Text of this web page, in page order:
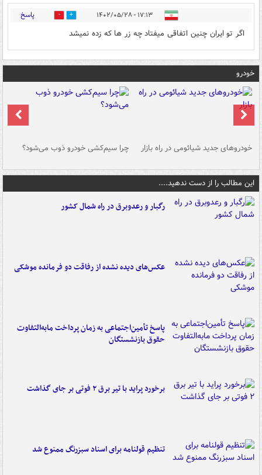
۱۷:۱۳ - ۱۴۰۲/۰۵/۲۸ 2 پاسخ
اگر تو ایران چنین اتفاقی میفتاد چه زر ها که زده نمیشد
خودرو
خودروهای جدید شیائومی در راه بازار چرا سیم‌کشی خودرو ذوب می‌شود؟
این مطالب را از دست ندهید....
رگبار و رعدوبرق در راه شمال کشور
عکس‌های دیده نشده از رفاقت دو فرمانده‌ موشکی
پاسخ تأمین‌اجتماعی به زمان پرداخت مابه‌التفاوت
حقوق بازنشستگان
برخورد پراید با تیر برق ۲ فوتی بر جای گذاشت
تنظیم قولنامه برای اسناد سبزرنگ ممنوع شد